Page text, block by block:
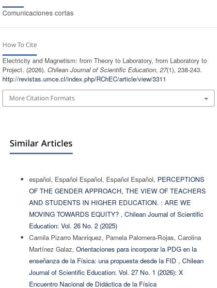
Comunicaciones cortas
How To Cite
Electricity and Magnetism: from Theory to Laboratory, from Laboratory to
Project. (2026). Chilean Journal of Scientific Education, 27(1), 238-243.
http://revistas.umce.cl/index.php/RChEC/article/view/3311
More Citation Formats
Similar Articles
español, Español Español, Español Español, PERCEPTIONS
OF THE GENDER APPROACH, THE VIEW OF TEACHERS
AND STUDENTS IN HIGHER EDUCATION. : ARE WE
MOVING TOWARDS EQUITY? , Chilean Journal of Scientific
Education: Vol. 26 No. 2 (2025)
Camila Pizarro Manriquez, Pamela Palomera-Rojas, Carolina
Martínez Galaz, Orientaciones para incorporar la PDG en la
enseñanza de la Física: una propuesta desde la FID , Chilean
Journal of Scientific Education: Vol. 27 No. 1 (2026): X
Encuentro Nacional de Didáctica de la Física